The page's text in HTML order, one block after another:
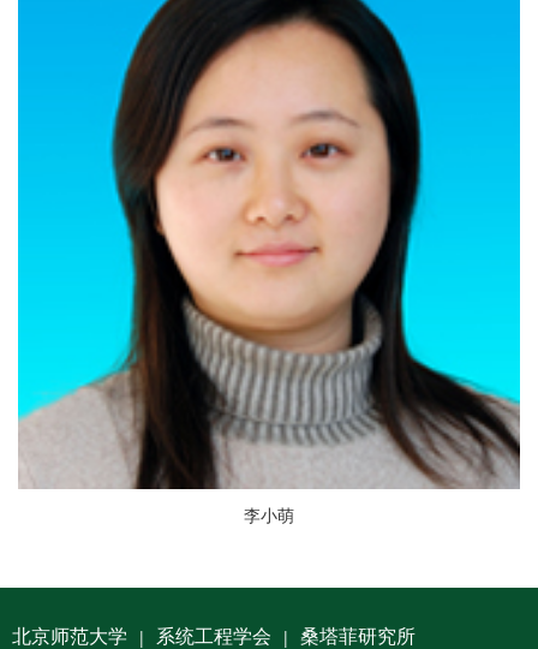
李小萌
北京师范大学 | 系统工程学会 | 桑塔菲研究所